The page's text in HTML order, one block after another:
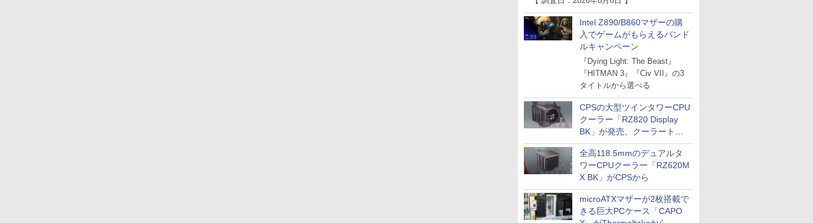
Intel Z890/B860マザーの購
入でゲームがもらえるバンド
ルキャンペーン
『Dying Light: The Beast』
『HITMAN 3』『Civ VII』の3
タイトルから選べる
CPSの大型ツインタワーCPU
クーラー「RZ820 Display
BK」が発売、クーラートッ
プに5インチ液晶搭載
全高118.5mmのデュアルタ
ワーCPUクーラー「RZ620M
X BK」がCPSから
microATXマザーが2枚搭載で
きる巨大PCケース「CAPO